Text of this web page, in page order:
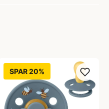
SPAR 20%